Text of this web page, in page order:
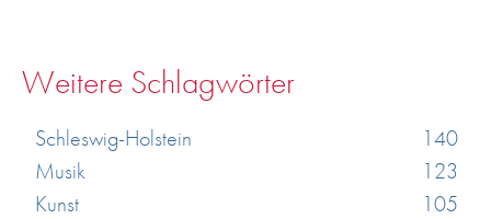
Weitere Schlagwörter
Schleswig-Holstein
140
Musik
123
Kunst
105